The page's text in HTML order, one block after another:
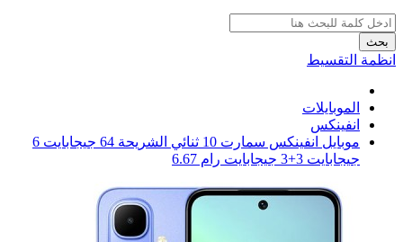
بحث
انظمة التقسيط
الموبايلات
انفينكس
موبايل انفينكس سمارت 10 ثنائي الشريحة 64 جيجابايت 6
جيجابايت 3+3 جيجابايت رام 6.67